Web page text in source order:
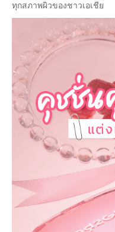
ทุกสภาพผิวของชาวเอเชีย